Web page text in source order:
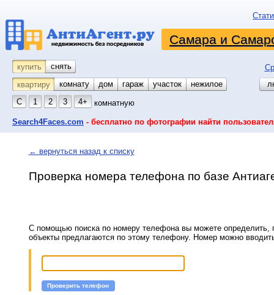
Самара и
купить снять
квартиру
комнату койко-место
дом гараж участок
нежилое
С
1 2 3 4+ комнатную
Search4Faces.com - бесплатно по фотографии найти
← вернуться назад к списку
Проверка номера телефона по базе
С помощью поиска по номеру телефона вы можете определить,
объекты предлагаются по этому телефону. Номер можно
Проверить телефон